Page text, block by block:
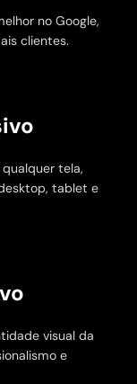
no Google,
clientes.
tela,
tablet e
visual da
e